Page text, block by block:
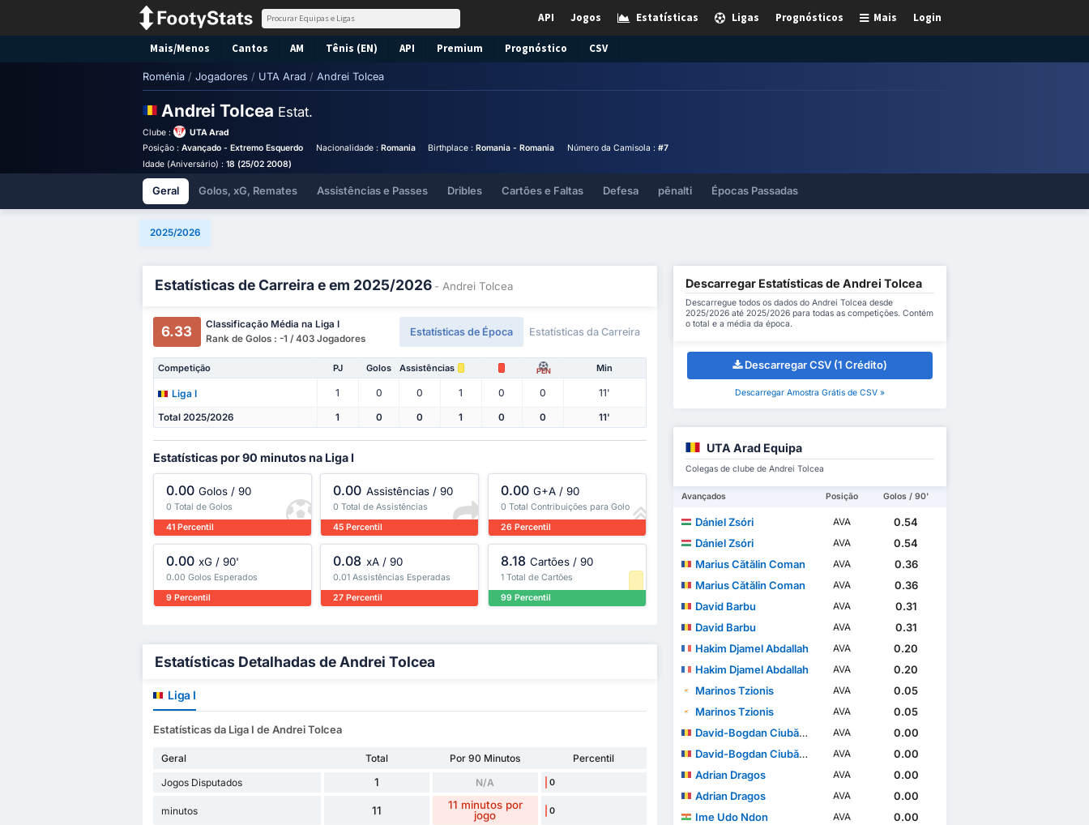
Login
Mais
Prognósticos
Ligas
Estatísticas
Jogos
API
Mais/Menos Cantos AM Tênis (EN) API Premium Prognóstico CSV
Roménia / Jogadores / UTA Arad / Andrei Tolcea
Andrei Tolcea Estat.
Clube :
UTA Arad
Posição : Avançado - Extremo Esquerdo Nacionalidade : Romania Birthplace :Romania - Romania Número da Camisola : #7
Idade (Aniversário) : 18 (25/02 2008)
Geral Golos, xG, Remates Assistências e Passes Dribles Cartões e Faltas Defesa pênalti Épocas Passadas
2025/2026
Estatísticas de Carreira e em 2025/2026 - Andrei Tolcea
6.33
Classificação Média na Liga I
Rank de Golos : -1 / 403 Jogadores
Estatísticas de Época Estatísticas da Carreira
Competição PJ Golos Assistências PEN Min
Liga I 1 0 0 1 0 0 11'
Total 2025/2026 1 0 0 1 0 0 11'
Estatísticas por 90 minutos na Liga I
0.00 Golos / 90
0 Total de Golos
41 Percentil
0.00 Assistências / 90
0 Total de Assistências
45 Percentil
0.00 G+A / 90
0 Total Contribuições para Golo
26 Percentil
0.00 xG / 90'
0.00 Golos Esperados
9 Percentil
0.08 xA / 90
0.01 Assistências Esperadas
27 Percentil
8.18 Cartões / 90
1 Total de Cartões
99 Percentil
Estatísticas Detalhadas de Andrei Tolcea
Liga I
Estatísticas da Liga I de Andrei Tolcea
Geral Total Por 90 Minutos
Percentil
Jogos Disputados
1 N/A 0
minutos 11
11 minutos por
jogo
0
Descarregar Estatísticas de Andrei Tolcea
Descarregue todos os dados do Andrei Tolcea desde
2025/2026 até 2025/2026 para todas as competições. Contém
o total e a média da época.
Descarregar CSV (1 Crédito)
Descarregar Amostra Grátis de CSV »
UTA Arad Equipa
Colegas de clube de Andrei Tolcea
Avançados Posição Golos / 90'
Dániel Zsóri AVA
0.54
Dániel Zsóri
AVA
0.54
Marius Cătălin Coman
AVA
0.36
Marius Cătălin Coman
AVA
0.36
David Barbu
AVA
0.31
David Barbu
AVA
0.31
Hakim Djamel Abdallah
AVA
0.20
Hakim Djamel Abdallah
AVA
0.20
Marinos Tzionis
AVA
0.05
Marinos Tzionis
AVA
0.05
David-Bogdan Ciubăncan
AVA
0.00
David-Bogdan Ciubăncan
AVA
0.00
Adrian Dragos
AVA
0.00
Adrian Dragos
AVA
0.00
Ime Udo Ndon
AVA
0.00